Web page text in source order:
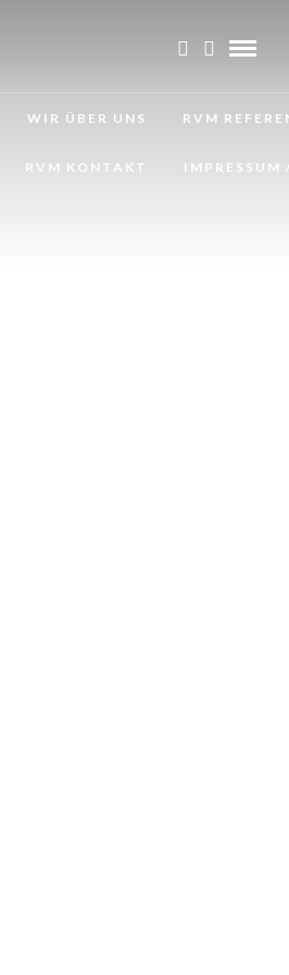
WIR ÜBER UNS RVM
RVM KONTAKT